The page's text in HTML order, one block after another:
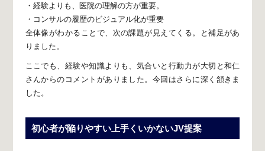
・経験よりも、医院の理解の方が重要。
・コンサルの履歴のビジュアル化が重要
全体像がわかることで、次の課題が見えてくる。
と補足があ
りました。
ここでも、経験や知識よりも、 気合いと行動力が大切と和仁
さんからのコメントがありました。 今回はさらに深く頷きま
した。
初心者が陥りやすい上手くいかないJV提案